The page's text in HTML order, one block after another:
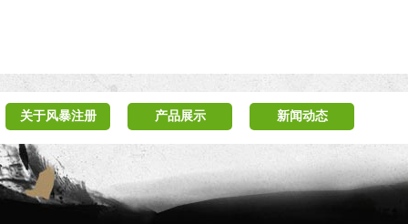
关于风暴注册 产品展示 新闻动态